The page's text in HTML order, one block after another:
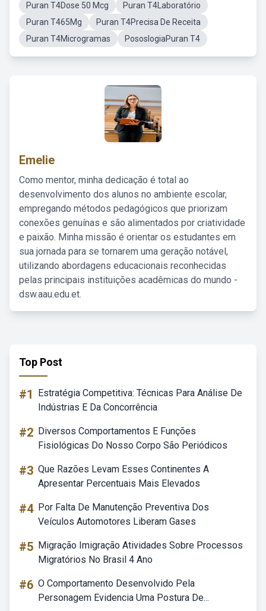
Puran T4Dose 50 Mcg
Puran T4Laboratório
Puran T465Mg
Puran T4Precisa De Receita
Puran T4Microgramas
PososlogiaPuran T4
Emelie
Como mentor, minha dedicação é total ao
desenvolvimento dos alunos no ambiente escolar,
empregando métodos pedagógicos que priorizam
conexões genuínas e são alimentados por criatividade
e paixão. Minha missão é orientar os estudantes em
sua jornada para se tornarem uma geração notável,
utilizando abordagens educacionais reconhecidas
pelas principais instituições acadêmicas do mundo -
dsw.aau.edu.et.
Top Post
#1
Estratégia Competitiva: Técnicas Para Análise De
Indústrias E Da Concorrência
#2 Diversos Comportamentos E Funções
Fisiológicas Do Nosso Corpo São Periódicos
#3 Que Razões Levam Esses Continentes A
Apresentar Percentuais Mais Elevados
#4 Por Falta De Manutenção Preventiva Dos
Veículos Automotores Liberam Gases
#5 Migração Imigração Atividades Sobre Processos
Migratórios No Brasil 4 Ano
#6 O Comportamento Desenvolvido Pela
Personagem Evidencia Uma Postura De...